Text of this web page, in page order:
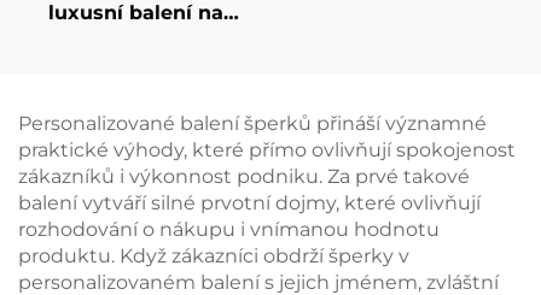
luxusní balení na
papírovým pytlíkem,
velkoobchodní
nabídka
personalizovaných
krabiček na šperky,
sada k zakoupení v
dávkách
Personalizované balení šperků přináší významné
praktické výhody, které přímo ovlivňují spokojenost
zákazníků i výkonnost podniku. Za prvé takové
balení vytváří silné prvotní dojmy, které ovlivňují
rozhodování o nákupu i vnímanou hodnotu
produktu. Když zákazníci obdrží šperky v
personalizovaném balení s jejich jménem, zvláštní